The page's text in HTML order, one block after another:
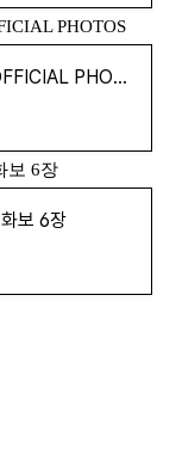
PHOTOS
JIMIN | 지민 공식 사진 | OFFICIAL PHOTOS
보 6장
보 6장